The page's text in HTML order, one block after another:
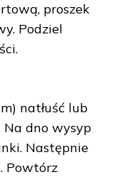
proszek
Podziel
natłuść lub
Na dno wysyp
Następnie
Powtórz